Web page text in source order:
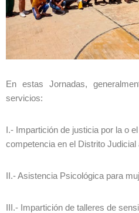
En estas Jornadas,
servicios:
I.- Impartición de justicia por la o
competencia en el Distrito Judicial
II.- Asistencia Psicológica para
III.- Impartición de talleres de